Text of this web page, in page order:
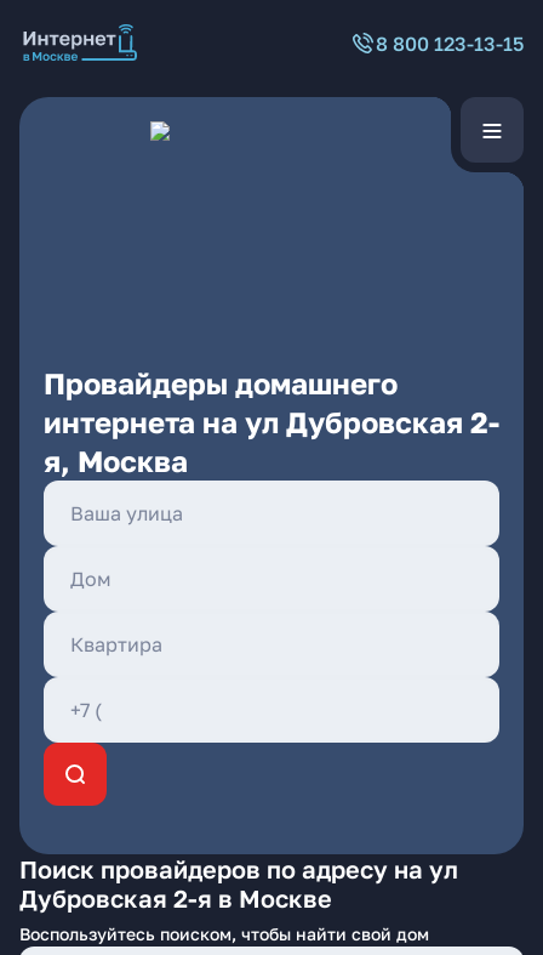
8 800 123-13-15
Провайдеры домашнего
интернета на ул Дубровская 2-
я, Москва
Поиск провайдеров по адресу на ул
Дубровская 2-я в Москве
Воспользуйтесь поиском, чтобы найти свой дом